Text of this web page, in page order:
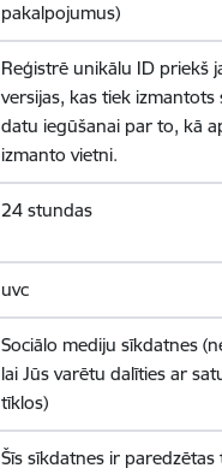
pakalpojumus)
Reģistrē unikālu ID priekš
versijas, kas tiek izmantots
datu iegūšanai par to, kā
izmanto vietni.
24 stundas
uvc
Sociālo mediju sīkdatnes
lai Jūs varētu dalīties ar
tīklos)
Šīs sīkdatnes ir